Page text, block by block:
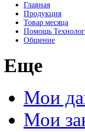
Главная
Продукция
Товар месяца
Помощь
Общение
Еще
Мои
Мои